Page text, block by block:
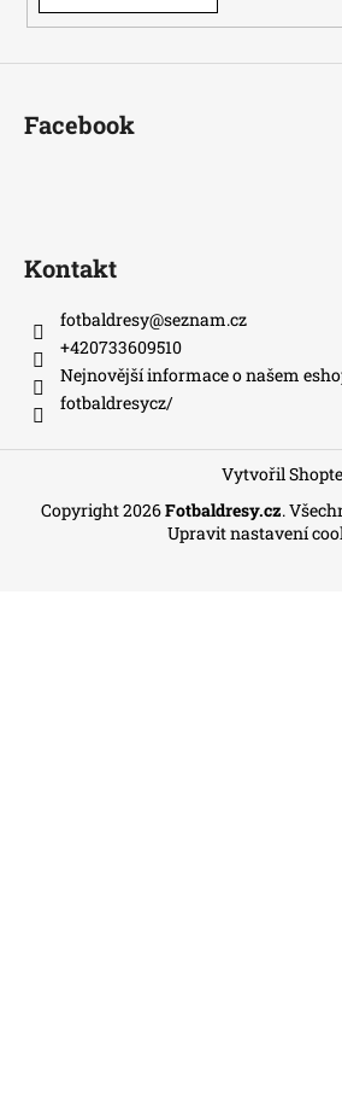
Facebook
Kontakt
fotbaldresy@seznam.cz
+420733609510
Nejnovější informace o našem
fotbaldresycz/
Vytvořil
Copyright 2026Fotbaldresy.cz.
Upravit nastavení